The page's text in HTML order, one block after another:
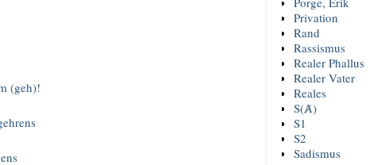
(geh)!
Privation
Rand
Rassismus
Realer Phallus
Realer Vater
Reales
S(Ⱥ)
S1
S2
Sadismus